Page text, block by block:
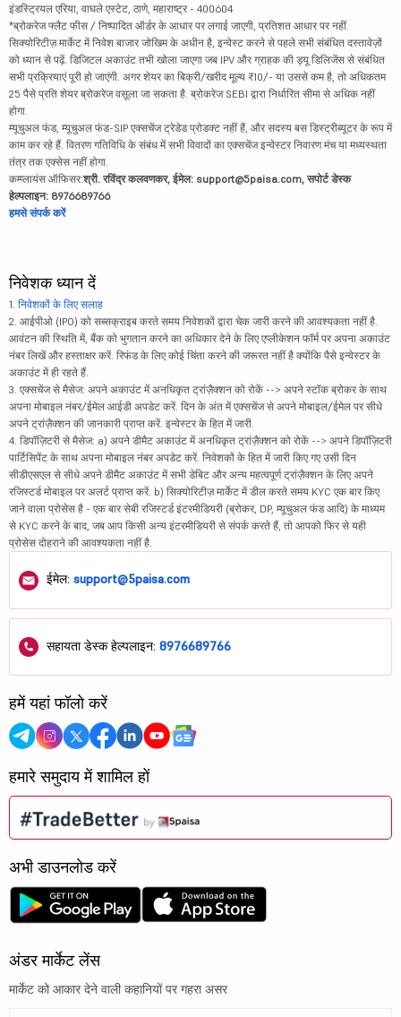
इंडस्ट्रियल एरिया, वाघले एस्टेट, ठाणे, महाराष्ट्र - 400604
*ब्रोकरेज फ्लैट फीस / निष्पादित ऑर्डर के आधार पर लगाई जाएगी, प्रतिशत आधार पर नहीं.
सिक्योरिटीज़ मार्केट में निवेश बाजार जोखिम के अधीन है, इन्वेस्ट करने से पहले सभी संबंधित दस्तावेज़ों
को ध्यान से पढ़ें. डिजिटल अकाउंट तभी खोला जाएगा जब IPV और ग्राहक की ड्यू डिलिजेंस से संबंधित
सभी प्रक्रियाएं पूरी हो जाएंगी. अगर शेयर का बिक्री/खरीद मूल्य ₹10/- या उससे कम है, तो अधिकतम
25 पैसे प्रति शेयर ब्रोकरेज वसूला जा सकता है. ब्रोकरेज SEBI द्वारा निर्धारित सीमा से अधिक नहीं
होगा.
म्यूचुअल फंड, म्यूचुअल फंड-SIP एक्सचेंज ट्रेडेड प्रोडक्ट नहीं हैं, और सदस्य बस डिस्ट्रीब्यूटर के रूप में
काम कर रहे हैं. वितरण गतिविधि के संबंध में सभी विवादों का एक्सचेंज इन्वेस्टर निवारण मंच या मध्यस्थता
तंत्र तक एक्सेस नहीं होगा.
कम्प्लायंस ऑफिसर:श्री. रविंद्र कलवणकर, ईमेल: support@5paisa.com, सपोर्ट डेस्क
हेल्पलाइन: 8976689766
हमसे संपर्क करें
निवेशक ध्यान दें
1. निवेशकों के लिए सलाह
2. आईपीओ (IPO) को सब्सक्राइब करते समय निवेशकों द्वारा चेक जारी करने की आवश्यकता नहीं है.
आवंटन की स्थिति में, बैंक को भुगतान करने का अधिकार देने के लिए एप्लीकेशन फॉर्म पर अपना अकाउंट
नंबर लिखें और हस्ताक्षर करें. रिफंड के लिए कोई चिंता करने की जरूरत नहीं है क्योंकि पैसे इन्वेस्टर के
अकाउंट में ही रहते हैं.
3. एक्सचेंज से मैसेज: अपने अकाउंट में अनधिकृत ट्रांज़ैक्शन को रोकें --> अपने स्टॉक ब्रोकर के साथ
अपना मोबाइल नंबर/ईमेल आईडी अपडेट करें. दिन के अंत में एक्सचेंज से अपने मोबाइल/ईमेल पर सीधे
अपने ट्रांज़ैक्शन की जानकारी प्राप्त करें. इन्वेस्टर के हित में जारी.
4. डिपॉज़िटरी से मैसेज: a) अपने डीमैट अकाउंट में अनधिकृत ट्रांज़ैक्शन को रोकें --> अपने डिपॉज़िटरी
पार्टिसिपेंट के साथ अपना मोबाइल नंबर अपडेट करें. निवेशकों के हित में जारी किए गए उसी दिन
सीडीएसएल से सीधे अपने डीमैट अकाउंट में सभी डेबिट और अन्य महत्वपूर्ण ट्रांज़ैक्शन के लिए अपने
रजिस्टर्ड मोबाइल पर अलर्ट प्राप्त करें. b) सिक्योरिटीज़ मार्केट में डील करते समय KYC एक बार किए
जाने वाला प्रोसेस है - एक बार सेबी रजिस्टर्ड इंटरमीडियरी (ब्रोकर, DP, म्यूचुअल फंड आदि) के माध्यम
से KYC करने के बाद, जब आप किसी अन्य इंटरमीडियरी से संपर्क करते हैं, तो आपको फिर से यही
प्रोसेस दोहराने की आवश्यकता नहीं है.
ईमेल: support@5paisa.com
सहायता डेस्क हेल्पलाइन: 8976689766
हमें यहां फॉलो करें
हमारे समुदाय में शामिल हों
अभी डाउनलोड करें
अंडर मार्केट लेंस
मार्केट को आकार देने वाली कहानियों पर गहरा असर